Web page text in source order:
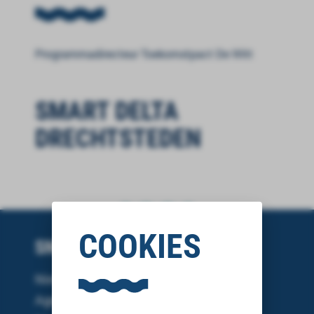
COOKIES
Programmadirecteur Toekomstpact De Witt
SMART DELTA
DRECHTSTEDEN
SNEL NAAR
Nieuws
Agenda